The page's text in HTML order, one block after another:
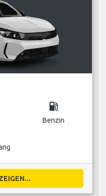
local_gas_station
Benzin